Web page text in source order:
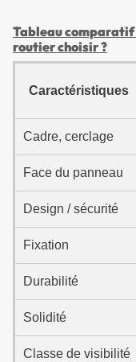
Tableau comparatif
routier choisir ?
Caractéristiques
Cadre, cerclage
Face du panneau
Design / sécurité
Fixation
Durabilité
Solidité
Classe de visibilité